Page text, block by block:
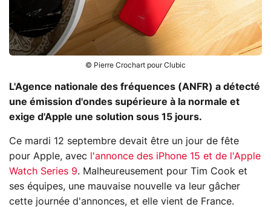
© Pierre Crochart pour Clubic
L'Agence nationale des fréquences (ANFR) a détecté
une émission d'ondes supérieure à la normale et
exige d'Apple une solution sous 15 jours.
Ce mardi 12 septembre devait être un jour de fête
pour Apple, avec
l'annonce des iPhone 15 et de l'Apple
Watch Series 9. Malheureusement pour Tim Cook et
ses équipes, une mauvaise nouvelle va leur gâcher
cette journée d'annonces, et elle vient de France.